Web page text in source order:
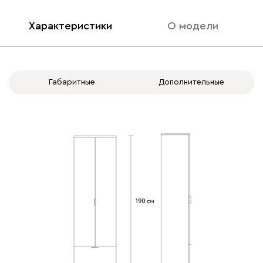
2 дв. вар.3: 1 зеркало
Полка слева
Характеристики О модели
Габаритные Дополнительные